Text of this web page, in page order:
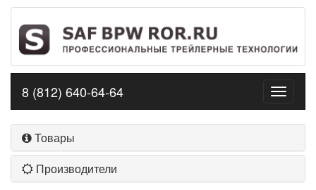
Toggle
8 (812) 640-64-64
Товары
Производители